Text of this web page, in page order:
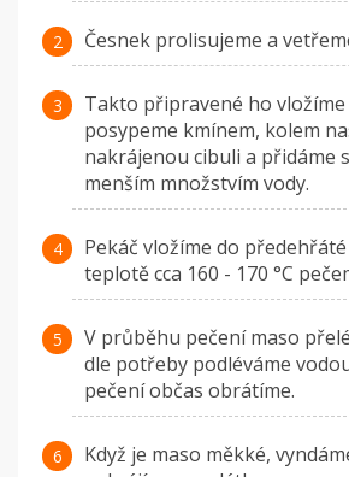
Česnek prolisujeme a
Takto připravené ho vložíme
posypeme kmínem, kolem
nakrájenou cibuli a přidáme
menším množstvím vody.
Pekáč vložíme do
teplotě cca 160 - 170 °C
V průběhu pečení maso
dle potřeby podléváme
pečení občas obrátíme.
Když je maso měkké,